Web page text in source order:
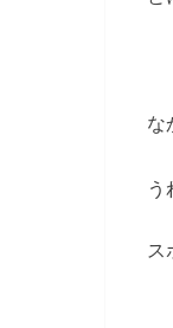
な
う
ス